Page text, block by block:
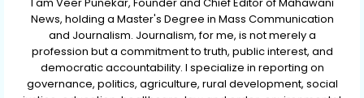
News, holding a Master's Degree in Mass Communication
and Journalism. Journalism, for me, is not merely a
profession but a commitment to truth, public interest, and
democratic accountability. I specialize in reporting on
governance, politics, agriculture, rural development, social